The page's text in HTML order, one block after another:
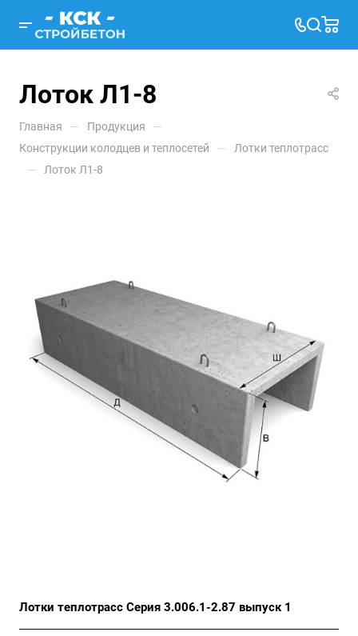
Лоток Л1-8
Главная — Продукция —
Конструкции колодцев и теплосетей — Лотки теплотрасс
— Лоток Л1-8
Лотки теплотрасс Серия 3.006.1-2.87 выпуск 1